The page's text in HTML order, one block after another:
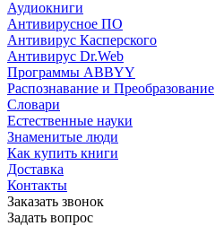
Аудиокниги
Антивирусное ПО
Антивирус Касперского
Антивирус Dr.Web
Программы ABBYY
Распознавание и Преобразование
Словари
Естественные науки
Знаменитые люди
Как купить книги
Доставка
Контакты
Заказать звонок
Задать вопрос